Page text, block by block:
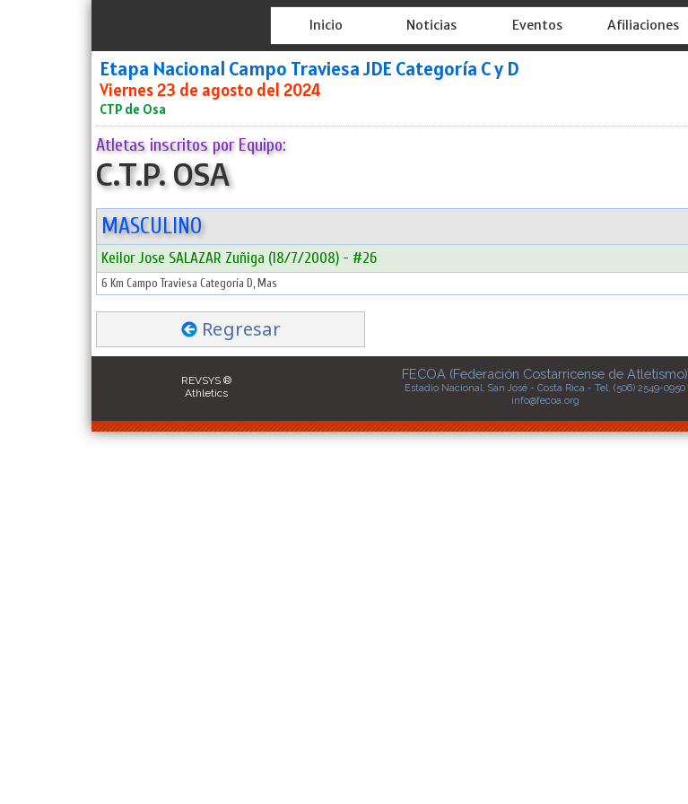
Inicio Noticias Eventos Afiliaciones
Etapa Nacional Campo Traviesa JDE Categoría C y D
Viernes 23 de agosto del 2024
CTP de Osa
Atletas inscritos por Equipo:
C.T.P. OSA
MASCULINO
Keilor Jose SALAZAR Zuñiga (18/7/2008) - #26
6 Km Campo Traviesa Categoría D, Mas
Regresar
REVSYS ®
Athletics
FECOA (Federación Costarricense de Atletismo)
Estadio Nacional, San José - Costa Rica - Tel. (506) 2549-0950
info@fecoa.org